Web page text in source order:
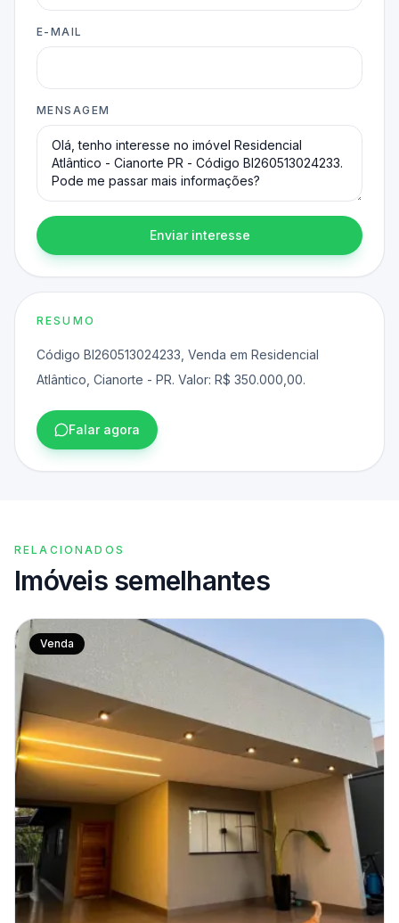
E-MAIL
MENSAGEM
Enviar interesse
RESUMO
Código BI260513024233, Venda em Residencial
Atlântico, Cianorte - PR. Valor: R$ 350.000,00.
Falar agora
RELACIONADOS
Imóveis semelhantes
Venda